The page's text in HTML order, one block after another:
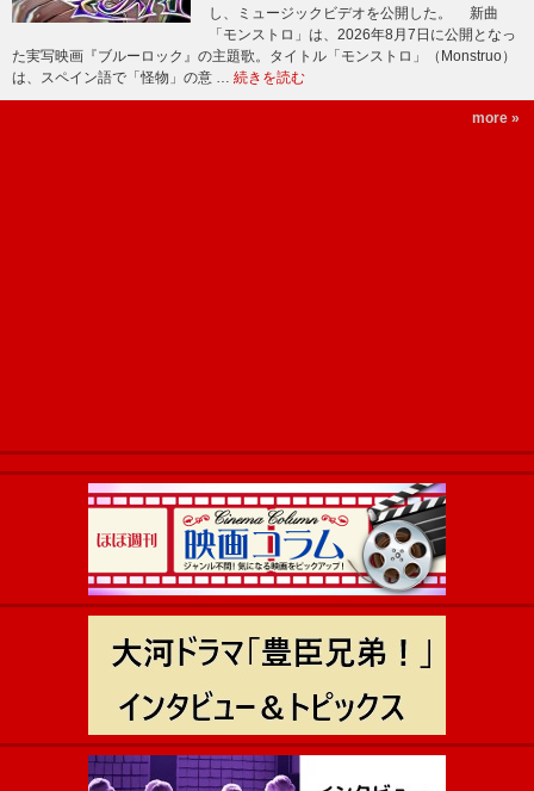
し、ミュージックビデオを公開した。 新曲
「モンストロ」は、2026年8月7日に公開となっ
た実写映画『ブルーロック』の主題歌。タイトル「モンストロ」（Monstruo）
は、スペイン語で「怪物」の意 … 続きを読む
more »